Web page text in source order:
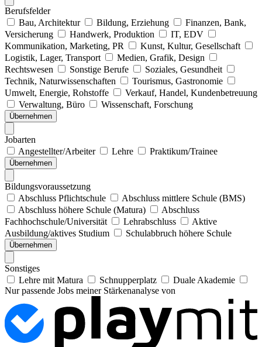
Berufsfelder
Bau, Architektur
Bildung, Erziehung
Finanzen, Bank,
Versicherung
Handwerk, Produktion
IT, EDV
Kommunikation, Marketing, PR
Kunst, Kultur, Gesellschaft
Logistik, Lager, Transport
Medien, Grafik, Design
Rechtswesen
Sonstige Berufe
Soziales, Gesundheit
Technik, Naturwissenschaften
Tourismus, Gastronomie
Umwelt, Energie, Rohstoffe
Verkauf, Handel, Kundenbetreuung
Verwaltung, Büro
Wissenschaft, Forschung
Übernehmen
Jobarten
Angestellter/Arbeiter
Lehre Praktikum/Trainee
Übernehmen
Bildungsvoraussetzung
Abschluss Pflichtschule
Abschluss mittlere Schule (BMS)
Abschluss höhere Schule (Matura)
Abschluss
Fachhochschule/Universität
Lehrabschluss
Aktive
Ausbildung/aktives Studium
Schulabbruch höhere Schule
Übernehmen
Sonstiges
Lehre mit Matura
Schnupperplatz
Duale Akademie
Nur passende Jobs meiner Stärkenanalyse von